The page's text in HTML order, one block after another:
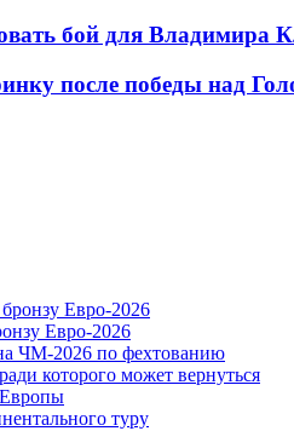
бой для Владимира
после победы над
Евро-2026
ЧМ-2026 по фехтованию
которого может вернуться
Европы
туру